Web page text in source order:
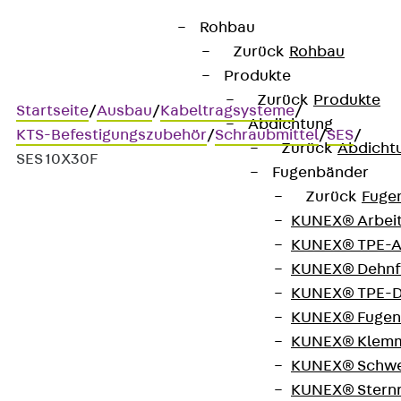
Rohbau
Zurück Rohbau
Produkte
Zurück Produkte
Abdichtung
Zurück
Fugenbänder
Zurück
KUNEX®
KUNEX®
KUNEX®
KUNEX®
KUNEX®
KUNEX®
KUNEX®
KUNEX®
Startseite/Ausbau/Kabeltragsysteme/
KTS-Befestigungszubehör/Schraubmittel/SES/
SES 10X30F
Sechskantschraube
Sechskantschraube, DIN